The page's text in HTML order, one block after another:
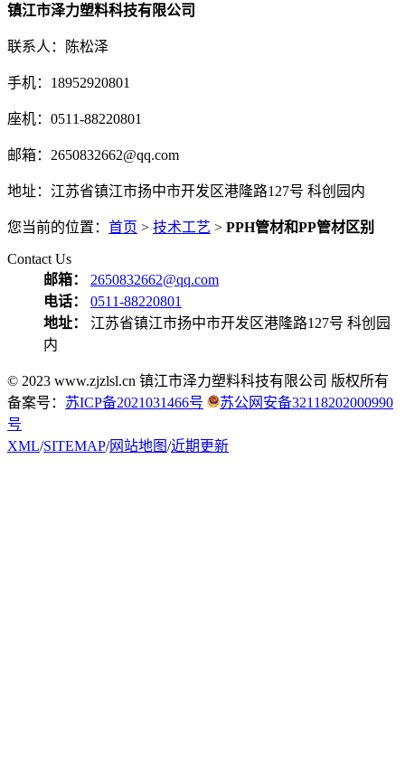
镇江市泽力塑料科技有限公司
联系人：陈松泽
手机：18952920801
座机：0511-88220801
邮箱：2650832662@qq.com
地址：江苏省镇江市扬中市开发区港隆路127号 科创园内
您当前的位置： 首页 > 技术工艺 > PPH管材和PP管材区别
Contact Us
邮箱：
2650832662@qq.com
电话：
0511-88220801
地址：
江苏省镇江市扬中市开发区港隆路127号 科创园
内
© 2023 www.zjzlsl.cn 镇江市泽力塑料科技有限公司 版权所有
备案号： 苏ICP备2021031466号
苏公网安备32118202000990
号
XML/SITEMAP/网站地图/近期更新